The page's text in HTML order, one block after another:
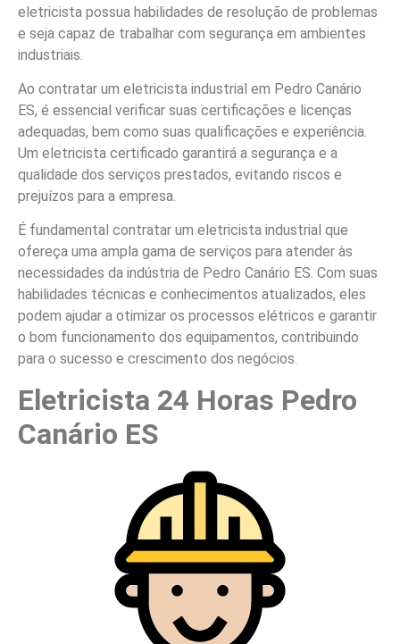
eletricista possua habilidades de resolução de problemas
e seja capaz de trabalhar com segurança em ambientes
industriais.
Ao contratar um eletricista industrial em Pedro Canário
ES, é essencial verificar suas certificações e licenças
adequadas, bem como suas qualificações e experiência.
Um eletricista certificado garantirá a segurança e a
qualidade dos serviços prestados, evitando riscos e
prejuízos para a empresa.
É fundamental contratar um eletricista industrial que
ofereça uma ampla gama de serviços para atender às
necessidades da indústria de Pedro Canário ES. Com suas
habilidades técnicas e conhecimentos atualizados, eles
podem ajudar a otimizar os processos elétricos e garantir
o bom funcionamento dos equipamentos, contribuindo
para o sucesso e crescimento dos negócios.
Eletricista 24 Horas Pedro
Canário ES